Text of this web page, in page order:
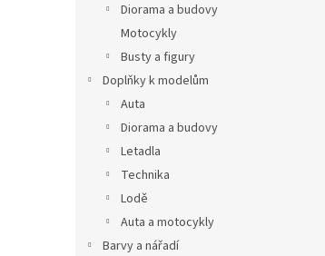
Diorama a budovy
Motocykly
Busty a figury
Doplňky k modelům
Auta
Diorama a budovy
Letadla
Technika
Lodě
Auta a motocykly
Barvy a nářadí